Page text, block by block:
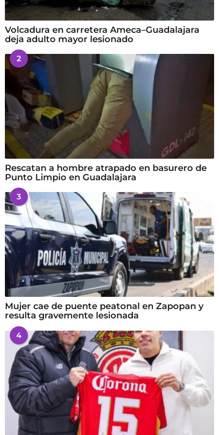
Volcadura en carretera Ameca–Guadalajara
deja adulto mayor lesionado
2
Rescatan a hombre atrapado en basurero de
Punto Limpio en Guadalajara
3
Mujer cae de puente peatonal en Zapopan y
resulta gravemente lesionada
4